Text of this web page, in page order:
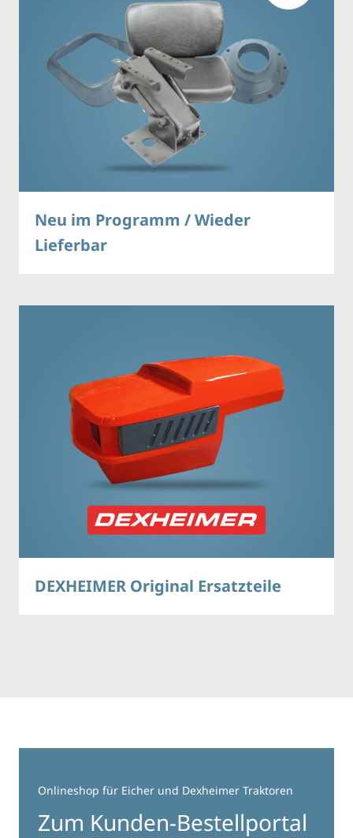
Neu im Programm / Wieder
Lieferbar
DEXHEIMER Original Ersatzteile
Onlineshop für Eicher und Dexheimer Traktoren
Zum Kunden-Bestellportal